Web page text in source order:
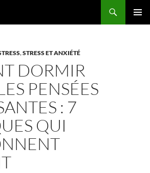
,STRESS ET ANXIÉTÉ
DORMIR
PENSÉES
: 7
QUI